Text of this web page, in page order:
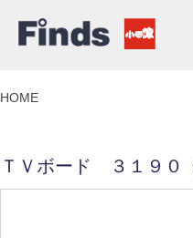
HOME
ＴＶボード ３１９０